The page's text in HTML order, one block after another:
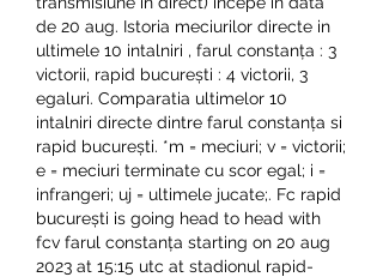
de 20 aug. Istoria meciurilor directe in
ultimele 10 intalniri , farul constanța : 3
victorii, rapid bucurești : 4 victorii, 3
egaluri. Comparatia ultimelor 10
intalniri directe dintre farul constanța si
rapid bucurești. *m = meciuri; v = victorii;
e = meciuri terminate cu scor egal; i =
infrangeri; uj = ultimele jucate;. Fc rapid
bucurești is going head to head with
fcv farul constanța starting on 20 aug
2023 at 15:15 utc at stadionul rapid-